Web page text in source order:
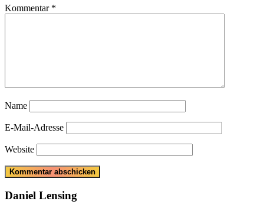
Kommentar *
Name
E-Mail-Adresse
Website
Daniel Lensing